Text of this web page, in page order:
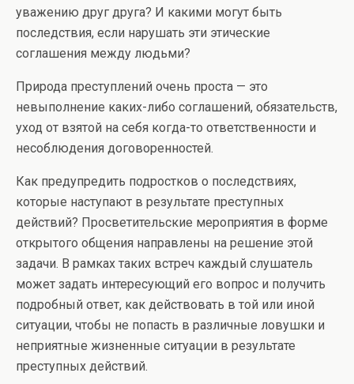
уважению друг друга? И какими могут быть
последствия, если нарушать эти этические
соглашения между людьми?
Природа преступлений очень проста — это
невыполнение каких-либо соглашений, обязательств,
уход от взятой на себя когда-то ответственности и
несоблюдения договоренностей.
Как предупредить подростков о последствиях,
которые наступают в результате преступных
действий? Просветительские мероприятия в форме
открытого общения направлены на решение этой
задачи. В рамках таких встреч каждый слушатель
может задать интересующий его вопрос и получить
подробный ответ, как действовать в той или иной
ситуации, чтобы не попасть в различные ловушки и
неприятные жизненные ситуации в результате
преступных действий.